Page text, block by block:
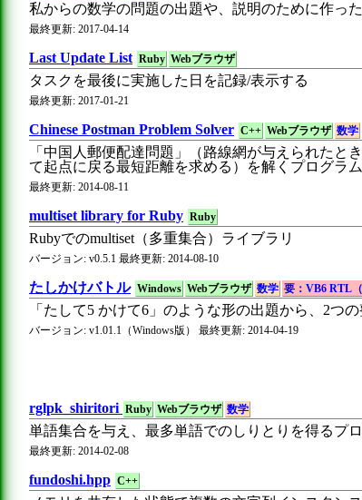
私からの数学の問題の出題や、説明のために作った
最終更新: 2017-04-14
Last Update List Ruby Webブラウザ
タスクを最後に実施した日を記録/表示する
最終更新: 2017-01-21
Chinese Postman Problem Solver C++ Webブラウザ 数学
「中国人郵便配達問題」（路線網が与えられたと
て起点に戻る最短距離を求める）を解くプログラム
最終更新: 2014-08-11
multiset library for Ruby Ruby
Rubyでのmultiset（多重集合）ライブラリ
バージョン: v0.5.1 最終更新: 2014-08-10
たしかけバトル Windows Webブラウザ 数学 要：VB6 RTL（
「たして5 かけて6」のような形の出題から、2つ
バージョン: v1.01.1（Windows版） 最終更新: 2014-04-19
rglpk_shiritori Ruby Webブラウザ 数学
単語集合を与え、最多単語でのしりとりを得るプ
最終更新: 2014-02-08
fundoshi.hpp C++